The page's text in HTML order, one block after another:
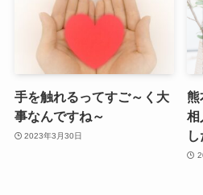
手を触れるってすご～く大
事なんですね～
2023年3月30日
熊
相
し